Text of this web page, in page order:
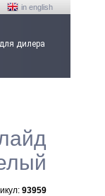
in english
дилера
93959